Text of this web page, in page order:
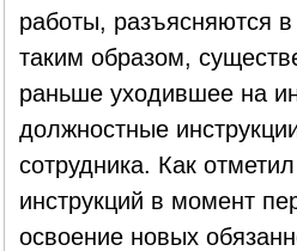
работы, разъясняются
таким образом,
раньше уходившее на
должностные
сотрудника. Как
инструкций в момент
освоение новых